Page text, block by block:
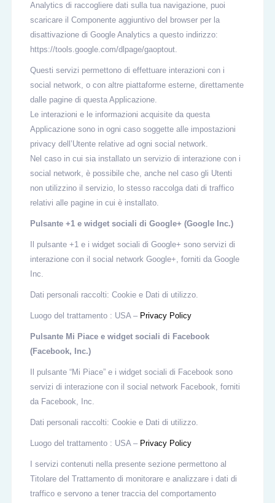
Analytics di raccogliere dati sulla tua navigazione, puoi
scaricare il Componente aggiuntivo del browser per la
disattivazione di Google Analytics a questo indirizzo:
https://tools.google.com/dlpage/gaoptout.
Questi servizi permettono di effettuare interazioni con i
social network, o con altre piattaforme esterne, direttamente
dalle pagine di questa Applicazione.
Le interazioni e le informazioni acquisite da questa
Applicazione sono in ogni caso soggette alle impostazioni
privacy dell’Utente relative ad ogni social network.
Nel caso in cui sia installato un servizio di interazione con i
social network, è possibile che, anche nel caso gli Utenti
non utilizzino il servizio, lo stesso raccolga dati di traffico
relativi alle pagine in cui è installato.
Pulsante +1 e widget sociali di Google+ (Google Inc.)
Il pulsante +1 e i widget sociali di Google+ sono servizi di
interazione con il social network Google+, forniti da Google
Inc.
Dati personali raccolti: Cookie e Dati di utilizzo.
Luogo del trattamento : USA – Privacy Policy
Pulsante Mi Piace e widget sociali di Facebook
(Facebook, Inc.)
Il pulsante “Mi Piace” e i widget sociali di Facebook sono
servizi di interazione con il social network Facebook, forniti
da Facebook, Inc.
Dati personali raccolti: Cookie e Dati di utilizzo.
Luogo del trattamento : USA – Privacy Policy
I servizi contenuti nella presente sezione permettono al
Titolare del Trattamento di monitorare e analizzare i dati di
traffico e servono a tener traccia del comportamento